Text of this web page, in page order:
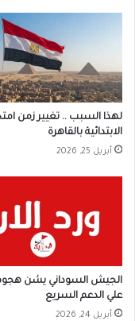
لهذا السبب .. تغيير زمن
الابتدائية بالقاهرة
أبريل 25, 2026
الجيش السوداني يشن
علي الدعم السريع
أبريل 24, 2026